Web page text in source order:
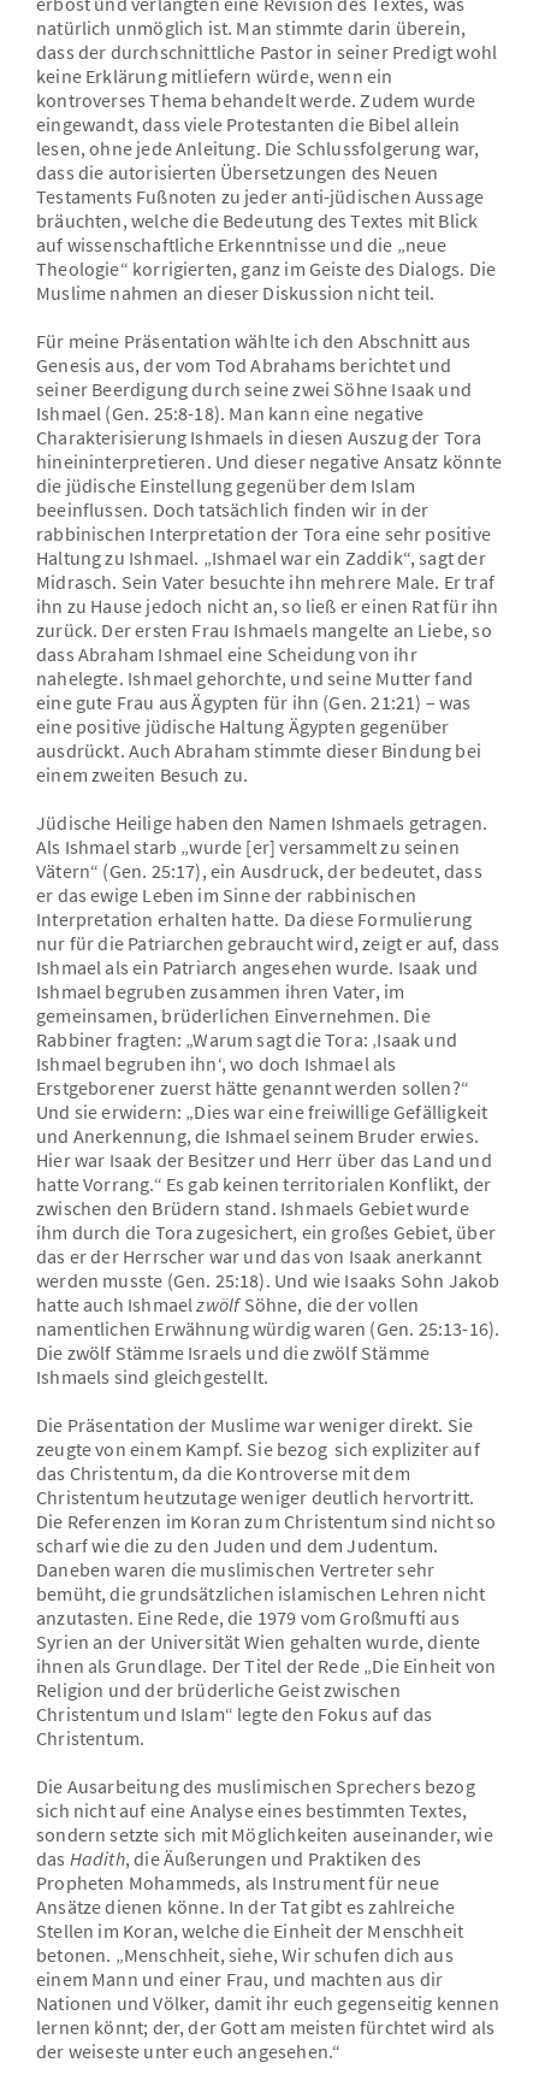
natürlich unmöglich ist. Man stimmte darin überein,
dass der durchschnittliche Pastor in seiner Predigt wohl
keine Erklärung mitliefern würde, wenn ein
kontroverses Thema behandelt werde. Zudem wurde
eingewandt, dass viele Protestanten die Bibel allein
lesen, ohne jede Anleitung. Die Schlussfolgerung war,
dass die autorisierten Übersetzungen des Neuen
Testaments Fußnoten zu jeder anti-jüdischen Aussage
bräuchten, welche die Bedeutung des Textes mit Blick
auf wissenschaftliche Erkenntnisse und die „neue
Theologie“ korrigierten, ganz im Geiste des Dialogs. Die
Muslime nahmen an dieser Diskussion nicht teil.
Für meine Präsentation wählte ich den Abschnitt aus
Genesis aus, der vom Tod Abrahams berichtet und
seiner Beerdigung durch seine zwei Söhne Isaak und
Ishmael (Gen. 25:8-18). Man kann eine negative
Charakterisierung Ishmaels in diesen Auszug der Tora
hineininterpretieren. Und dieser negative Ansatz könnte
die jüdische Einstellung gegenüber dem Islam
beeinflussen. Doch tatsächlich finden wir in der
rabbinischen Interpretation der Tora eine sehr positive
Haltung zu Ishmael. „Ishmael war ein Zaddik“, sagt der
Midrasch. Sein Vater besuchte ihn mehrere Male. Er traf
ihn zu Hause jedoch nicht an, so ließ er einen Rat für ihn
zurück. Der ersten Frau Ishmaels mangelte an Liebe, so
dass Abraham Ishmael eine Scheidung von ihr
nahelegte. Ishmael gehorchte, und seine Mutter fand
eine gute Frau aus Ägypten für ihn (Gen. 21:21) – was
eine positive jüdische Haltung Ägypten gegenüber
ausdrückt. Auch Abraham stimmte dieser Bindung bei
einem zweiten Besuch zu.
Jüdische Heilige haben den Namen Ishmaels getragen.
Als Ishmael starb „wurde [er] versammelt zu seinen
Vätern“ (Gen. 25:17), ein Ausdruck, der bedeutet, dass
er das ewige Leben im Sinne der rabbinischen
Interpretation erhalten hatte. Da diese Formulierung
nur für die Patriarchen gebraucht wird, zeigt er auf, dass
Ishmael als ein Patriarch angesehen wurde. Isaak und
Ishmael begruben zusammen ihren Vater, im
gemeinsamen, brüderlichen Einvernehmen. Die
Rabbiner fragten: „Warum sagt die Tora: ‚Isaak und
Ishmael begruben ihn‘, wo doch Ishmael als
Erstgeborener zuerst hätte genannt werden sollen?“
Und sie erwidern: „Dies war eine freiwillige Gefälligkeit
und Anerkennung, die Ishmael seinem Bruder erwies.
Hier war Isaak der Besitzer und Herr über das Land und
hatte Vorrang.“ Es gab keinen territorialen Konflikt, der
zwischen den Brüdern stand. Ishmaels Gebiet wurde
ihm durch die Tora zugesichert, ein großes Gebiet, über
das er der Herrscher war und das von Isaak anerkannt
werden musste (Gen. 25:18). Und wie Isaaks Sohn Jakob
hatte auch IshmaelzwölfSöhne, die der vollen
namentlichen Erwähnung würdig waren (Gen. 25:13-16).
Die zwölf Stämme Israels und die zwölf Stämme
Ishmaels sind gleichgestellt.
Die Präsentation der Muslime war weniger direkt. Sie
zeugte von einem Kampf. Sie bezog sich expliziter auf
das Christentum, da die Kontroverse mit dem
Christentum heutzutage weniger deutlich hervortritt.
Die Referenzen im Koran zum Christentum sind nicht so
scharf wie die zu den Juden und dem Judentum.
Daneben waren die muslimischen Vertreter sehr
bemüht, die grundsätzlichen islamischen Lehren nicht
anzutasten. Eine Rede, die 1979 vom Großmufti aus
Syrien an der Universität Wien gehalten wurde, diente
ihnen als Grundlage. Der Titel der Rede „Die Einheit von
Religion und der brüderliche Geist zwischen
Christentum und Islam“ legte den Fokus auf das
Christentum.
Die Ausarbeitung des muslimischen Sprechers bezog
sich nicht auf eine Analyse eines bestimmten Textes,
sondern setzte sich mit Möglichkeiten auseinander, wie
das Hadith, die Äußerungen und Praktiken des
Propheten Mohammeds, als Instrument für neue
Ansätze dienen könne. In der Tat gibt es zahlreiche
Stellen im Koran, welche die Einheit der Menschheit
betonen. „Menschheit, siehe, Wir schufen dich aus
einem Mann und einer Frau, und machten aus dir
Nationen und Völker, damit ihr euch gegenseitig kennen
lernen könnt; der, der Gott am meisten fürchtet wird als
der weiseste unter euch angesehen.“